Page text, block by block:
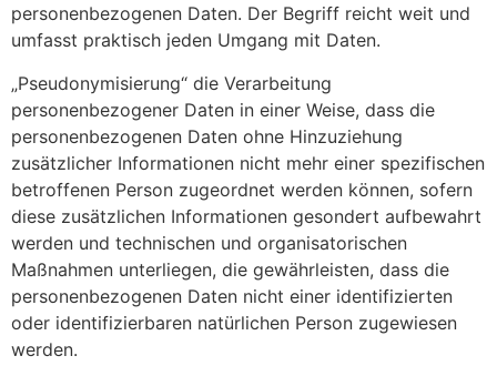
personenbezogenen Daten. Der Begriff reicht weit und
umfasst praktisch jeden Umgang mit Daten.
„Pseudonymisierung“ die Verarbeitung
personenbezogener Daten in einer Weise, dass die
personenbezogenen Daten ohne Hinzuziehung
zusätzlicher Informationen nicht mehr einer spezifischen
betroffenen Person zugeordnet werden können, sofern
diese zusätzlichen Informationen gesondert aufbewahrt
werden und technischen und organisatorischen
Maßnahmen unterliegen, die gewährleisten, dass die
personenbezogenen Daten nicht einer identifizierten
oder identifizierbaren natürlichen Person zugewiesen
werden.